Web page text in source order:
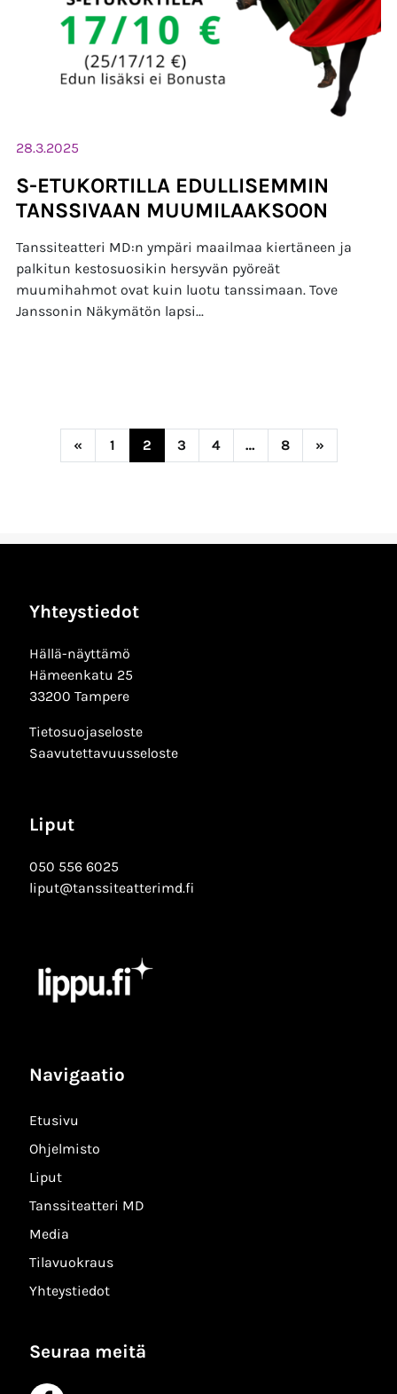
28.3.2025
S-ETUKORTILLA EDULLISEMMIN
TANSSIVAAN MUUMILAAKSOON
Tanssiteatteri MD:n ympäri maailmaa kiertäneen ja
palkitun kestosuosikin hersyvän pyöreät
muumihahmot ovat kuin luotu tanssimaan. Tove
Janssonin Näkymätön lapsi...
« 1 2 3 4 … 8 »
Yhteystiedot
Hällä-näyttämö
Hämeenkatu 25
33200 Tampere
Tietosuojaseloste
Saavutettavuusseloste
Liput
050 556 6025
liput@tanssiteatterimd.fi
Navigaatio
Etusivu
Ohjelmisto
Liput
Tanssiteatteri MD
Media
Tilavuokraus
Yhteystiedot
Seuraa meitä